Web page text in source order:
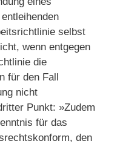
selbst
wenn entgegen
die
für den Fall
nicht
Punkt: »Zudem
für das
den